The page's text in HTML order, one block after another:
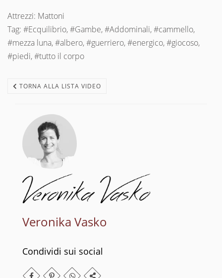
Attrezzi: Mattoni
Tag: #Ecquilibrio, #Gambe, #Addominali, #cammello,
#mezza luna, #albero, #guerriero, #energico, #giocoso,
#piedi, #tutto il corpo
TORNA ALLA LISTA VIDEO
Veronika Vasko
Condividi sui social